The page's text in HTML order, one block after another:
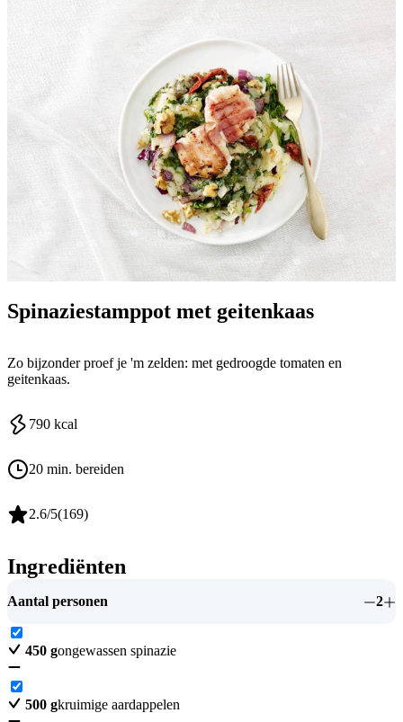
Spinaziestamppot met geitenkaas
Zo bijzonder proef je 'm zelden: met gedroogde tomaten en
geitenkaas.
790 kcal
20 min. bereiden
2.6/5(169)
Ingrediënten
Aantal personen 2
450 gongewassen spinazie
500 gkruimige aardappelen